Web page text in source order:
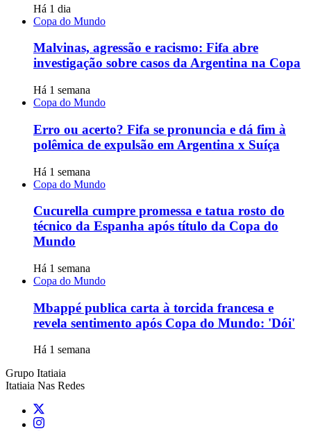
Há 1 dia
Copa do Mundo
Malvinas, agressão e racismo: Fifa abre
investigação sobre casos da Argentina na Copa
Há 1 semana
Copa do Mundo
Erro ou acerto? Fifa se pronuncia e dá fim à
polêmica de expulsão em Argentina x Suíça
Há 1 semana
Copa do Mundo
Cucurella cumpre promessa e tatua rosto do
técnico da Espanha após título da Copa do
Mundo
Há 1 semana
Copa do Mundo
Mbappé publica carta à torcida francesa e
revela sentimento após Copa do Mundo: 'Dói'
Há 1 semana
Grupo Itatiaia
Itatiaia Nas Redes